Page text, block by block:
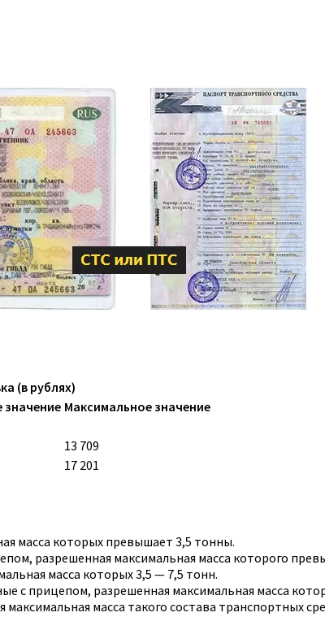
(в рублях)
Максимальное значение
13 709
17 201
масса которых превышает 3,5 тонны.
разрешенная максимальная масса которого
масса которых 3,5 — 7,5 тонн.
с прицепом, разрешенная максимальная масса
масса такого состава транспортных